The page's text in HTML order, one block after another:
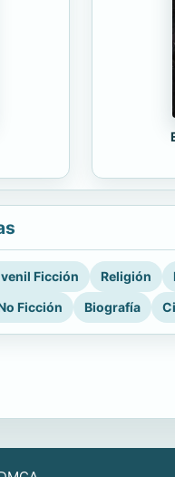
Ficción Religión
Ficción
Biografía